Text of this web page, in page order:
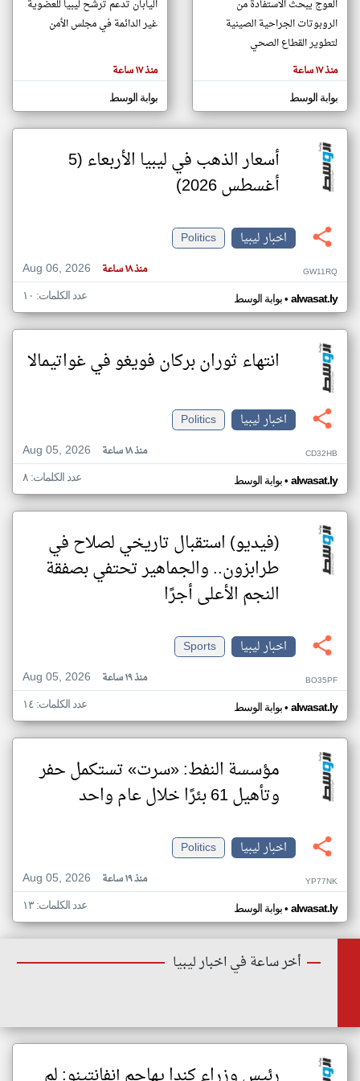
مصادر الأخبار من ليبيا
اخبار ليبيا على مدار الساعة
أهم اخبار ليبيا العاجلة والمباشرة
المقالات
هنا عن
وجهة
كاتبيها.
العوج يبحث الاستفادة من
الروبوتات الجراحية الصينية
لتطوير القطاع الصحي
منذ ١٧ ساعة
بوابة الوسط
اليابان تدعم ترشح ليبيا للعضوية
غير الدائمة في مجلس الأمن
منذ ١٧ ساعة
بوابة الوسط
أسعار الذهب في ليبيا الأربعاء (5
أغسطس 2026)
اخبار ليبيا
Politics
Aug 06, 2026
منذ ١٨ ساعة GW11RQ
بوابة الوسط• alwasat.ly عدد الكلمات: ١٠
انتهاء ثوران بركان فويغو في غواتيمالا
اخبار ليبيا
Politics
Aug 05, 2026
منذ ١٨ ساعة CD32HB
بوابة الوسط• alwasat.ly عدد الكلمات: ٨
(فيديو) استقبال تاريخي لصلاح في
طرابزون.. والجماهير تحتفي بصفقة
النجم الأعلى أجرًا
اخبار ليبيا
Sports
Aug 05, 2026
منذ ١٩ ساعة BO35PF
بوابة الوسط• alwasat.ly عدد الكلمات: ١٤
مؤسسة النفط: «سرت» تستكمل حفر
وتأهيل 61 بئرًا خلال عام واحد
اخبار ليبيا
Politics
Aug 05, 2026
منذ ١٩ ساعة YP77NK
بوابة الوسط• alwasat.ly عدد الكلمات: ١٣
أخر ساعة في اخبار ليبيا
klyoum.com